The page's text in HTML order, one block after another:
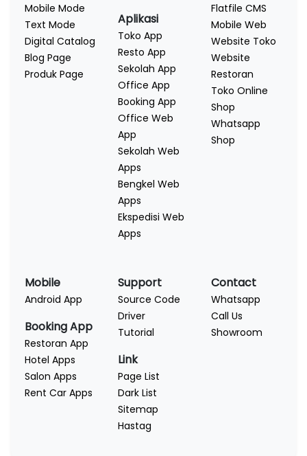
Mobile Mode
Text Mode
Digital Catalog
Blog Page
Produk Page
Aplikasi
Toko App
Resto App
Sekolah App
Office App
Booking App
Office Web
App
Sekolah Web
Apps
Bengkel Web
Apps
Ekspedisi Web
Apps
Flatfile CMS
Mobile Web
Website Toko
Website
Restoran
Toko Online
Shop
Whatsapp
Shop
Mobile
Android App
Booking App
Restoran App
Hotel Apps
Salon Apps
Rent Car Apps
Support
Source Code
Driver
Tutorial
Link
Page List
Dark List
Sitemap
Hastag
Contact
Whatsapp
Call Us
Showroom